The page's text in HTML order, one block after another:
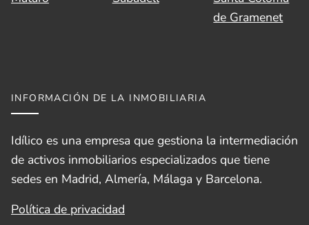
de Gramenet
INFORMACIÓN DE LA INMOBILIARIA
Idílico es una empresa que gestiona la intermediación
de activos inmobiliarios especializados que tiene
sedes en Madrid, Almería, Málaga y Barcelona.
Política de privacidad